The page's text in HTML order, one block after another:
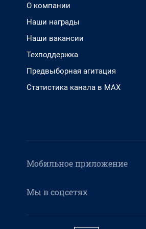
О компании
Наши награды
Наши вакансии
Техподдержка
Предвыборная агитация
Статистика канала в MAX
Мобильное приложение
Мы в соцсетях